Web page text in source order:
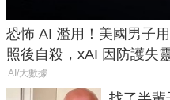
恐怖 AI 濫用！美國男子
照後自殺，xAI 因防護失
AI/大數據